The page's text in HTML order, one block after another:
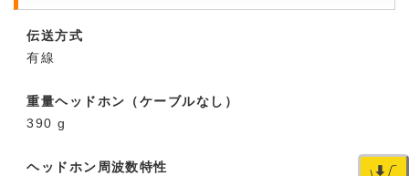
伝送方式
有線
重量ヘッドホン（ケーブルなし）
390 g
ヘッドホン周波数特性